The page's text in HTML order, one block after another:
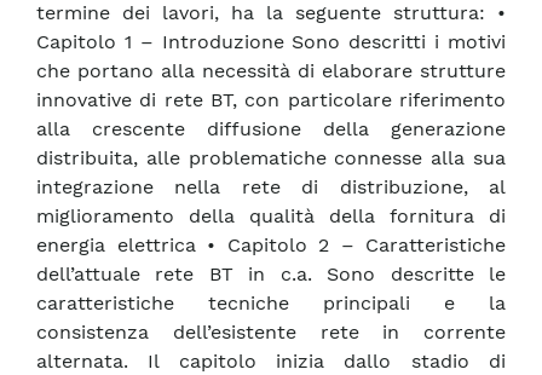
termine dei lavori, ha la seguente struttura: •
Capitolo 1 – Introduzione Sono descritti i motivi
che portano alla necessità di elaborare strutture
innovative di rete BT, con particolare riferimento
alla crescente diffusione della generazione
distribuita, alle problematiche connesse alla sua
integrazione nella rete di distribuzione, al
miglioramento della qualità della fornitura di
energia elettrica • Capitolo 2 – Caratteristiche
dell’attuale rete BT in c.a. Sono descritte le
caratteristiche tecniche principali e la
consistenza dell’esistente rete in corrente
alternata. Il capitolo inizia dallo stadio di